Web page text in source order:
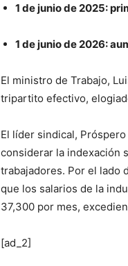
1 de junio de 2025:
1 de junio de 2026:
El ministro de Trabajo,
tripartito efectivo,
El líder sindical,
considerar la indexación
trabajadores. Por el lado
que los salarios de la
37,300 por mes,
[ad_2]